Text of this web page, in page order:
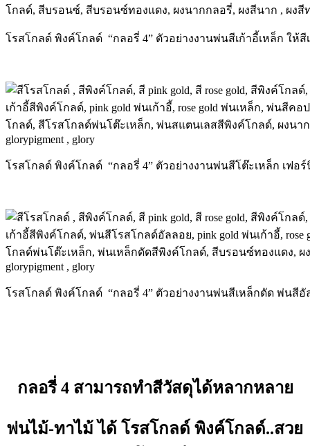
โรสโกลด์ พิงค์โกลด์ “กลอรี่ 4” ตัวอย่างงานพ่นสีเก้าอี้เหล็ก ให้สี
โรสโกลด์ พิงค์โกลด์ “กลอรี่ 4” ตัวอย่างงานพ่นสีโต๊ะเหล็ก เฟอร์
โรสโกลด์ พิงค์โกลด์ “กลอรี่ 4” ตัวอย่างงานพ่นสีเหล็กดัด พ่นสีอั
กลอรี่ 4 สามารถทำสีวัสดุได้หลากหลาย
พ่นไม้-ทาไม้ ได้ โรสโกลด์ พิงค์โกลด์..สวย